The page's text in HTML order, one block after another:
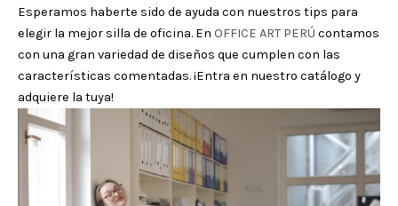
Esperamos haberte sido de ayuda con nuestros tips para
elegir la mejor silla de oficina. En OFFICE ART PERÚ contamos
con una gran variedad de diseños que cumplen con las
características comentadas. ¡Entra en nuestro catálogo y
adquiere la tuya!